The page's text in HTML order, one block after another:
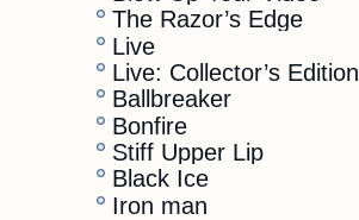
The Razor’s Edge
Live
Live: Collector’s Edition
Ballbreaker
Bonfire
Stiff Upper Lip
Black Ice
Iron man